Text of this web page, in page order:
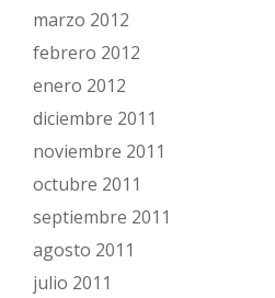
marzo 2012
febrero 2012
enero 2012
diciembre 2011
noviembre 2011
octubre 2011
septiembre 2011
agosto 2011
julio 2011